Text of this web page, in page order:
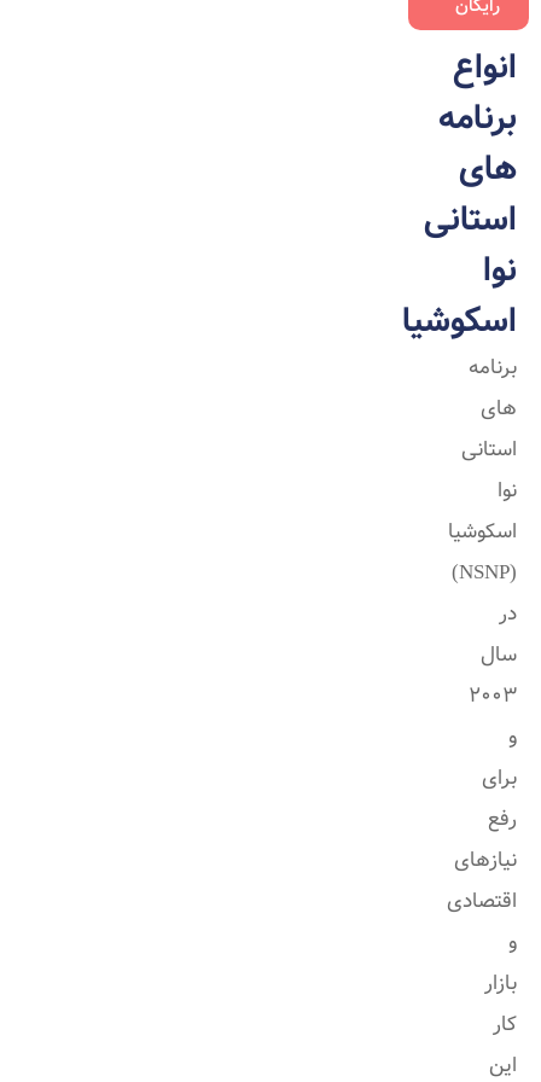
انواع
برنامه
های
استانی
نوا
اسکوشیا
برنامه
های
استانی
نوا
اسکوشیا
(NSNP)
در
سال
2003
برای
رفع
نیازهای
اقتصادی
بازار
کار
این